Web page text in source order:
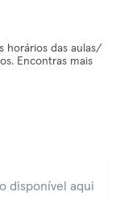
horários das aulas/
Encontras mais
disponível aqui